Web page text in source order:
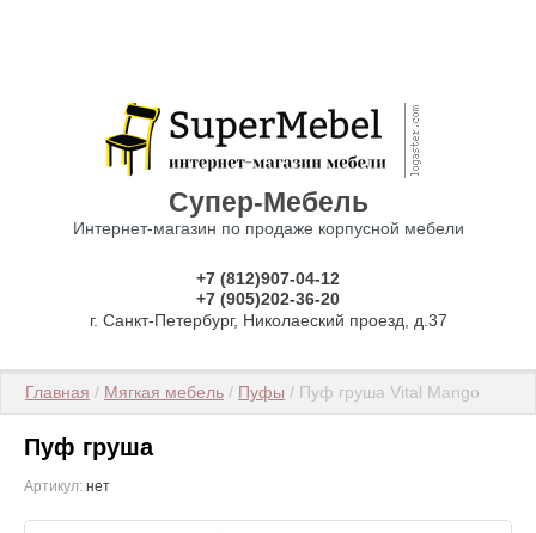
Супер-Мебель
Интернет-магазин по продаже корпусной мебели
+7 (812)907-04-12
+7 (905)202-36-20
г. Санкт-Петербург, Николаеский проезд, д.37
Главная / Мягкая мебель / Пуфы / Пуф груша Vital Mango
Пуф груша
Артикул: нет